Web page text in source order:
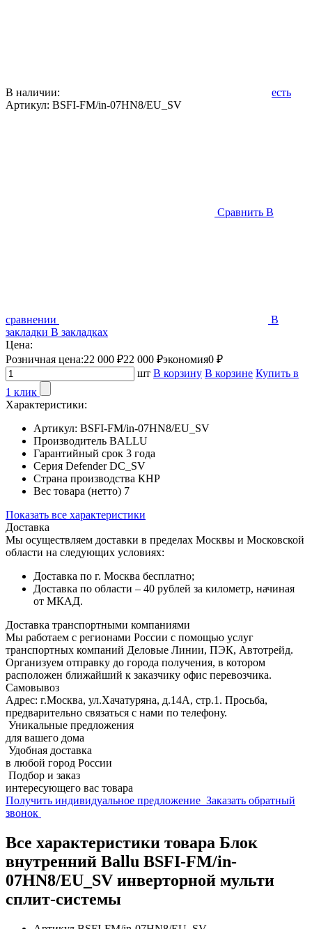
В наличии:
есть
Артикул: BSFI-FM/in-07HN8/EU_SV
Сравнить В
сравнении
В
закладки В закладках
Цена:
Розничная цена:22 000 ₽22 000 ₽экономия0 ₽
шт В корзину В корзине Купить в
1 клик
Характеристики:
Артикул: BSFI-FM/in-07HN8/EU_SV
Производитель BALLU
Гарантийный срок 3 года
Серия Defender DC_SV
Страна производства КНР
Вес товара (нетто) 7
Показать все характеристики
Доставка
Мы осуществляем доставки в пределах Москвы и Московской
области на следующих условиях:
Доставка по г. Москва бесплатно;
Доставка по области – 40 рублей за километр, начиная
от МКАД.
Доставка транспортными компаниями
Мы работаем с регионами России с помощью услуг
транспортных компаний Деловые Линии, ПЭК, Автотрейд.
Организуем отправку до города получения, в котором
расположен ближайший к заказчику офис перевозчика.
Самовывоз
Адрес: г.Москва, ул.Хачатуряна, д.14А, стр.1. Просьба,
предварительно связаться с нами по телефону.
Уникальные предложения
для вашего дома
Удобная доставка
в любой город России
Подбор и заказ
интересующего вас товара
Получить индивидуальное предложение Заказать обратный
звонок
Все характеристики товара Блок
внутренний Ballu BSFI-FM/in-
07HN8/EU_SV инверторной мульти
сплит-системы